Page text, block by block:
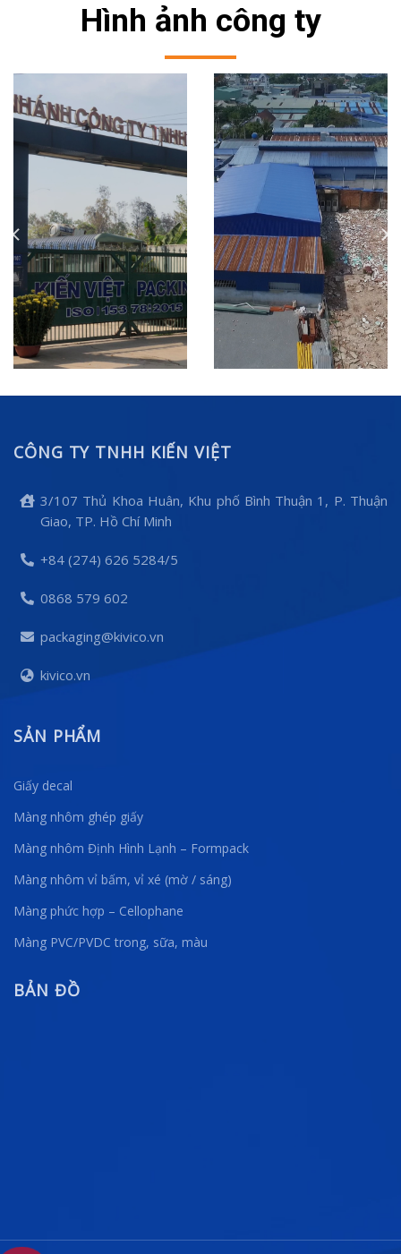
Hình ảnh công ty
CÔNG TY TNHH KIẾN VIỆT
3/107 Thủ Khoa Huân, Khu phố Bình Thuận 1, P. Thuận
Giao, TP. Hồ Chí Minh
+84 (274) 626 5284/5
0868 579 602
packaging@kivico.vn
kivico.vn
SẢN PHẨM
Giấy decal
Màng nhôm ghép giấy
Màng nhôm Định Hình Lạnh – Formpack
Màng nhôm vỉ bấm, vỉ xé (mờ / sáng)
Màng phức hợp – Cellophane
Màng PVC/PVDC trong, sữa, màu
BẢN ĐỒ